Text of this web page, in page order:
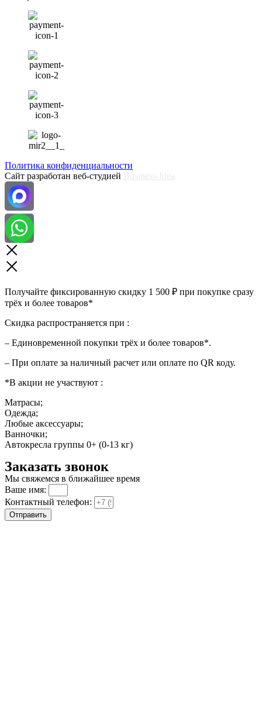
Политика конфиденциальности
Сайт разработан веб-студией
Получайте фиксированную скидку 1 500 ₽ при покупке сразу
трёх и более товаров*
Скидка распространяется при :
– Единовременной покупки трёх и более товаров*.
– При оплате за наличный расчет или оплате по QR коду.
*В акции не участвуют :
Матрасы;
Одежда;
Любые аксессуары;
Ванночки;
Автокресла группы 0+ (0-13 кг)
Заказать звонок
Мы свяжемся в ближайшее время
Ваше имя:
Контактный телефон:
Отправить